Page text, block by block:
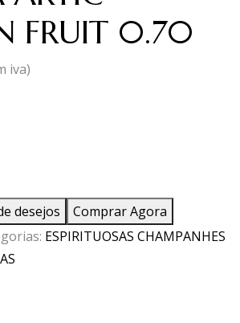
FRUIT 0.70
iva)
desejos
Comprar Agora
ESPIRITUOSAS CHAMPANHES